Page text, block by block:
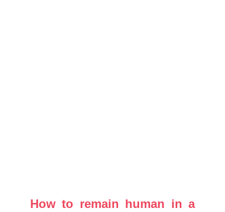
How to remain human in a